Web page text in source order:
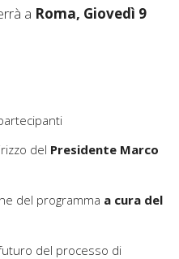
a Roma, Giovedì 9
del Presidente Marco
del programma a cura del
del processo di